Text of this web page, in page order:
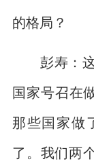
的格局？
彭寿：这
国家号召在
那些国家做
了。我们两